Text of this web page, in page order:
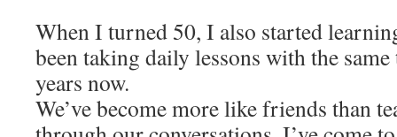
When I turned 50, I also started
been taking daily lessons with the
years now.
We’ve become more like friends than